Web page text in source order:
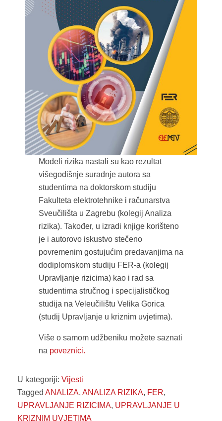
Modeli rizika nastali su kao rezultat
višegodišnje suradnje autora sa
studentima na doktorskom studiju
Fakulteta elektrotehnike i računarstva
Sveučilišta u Zagrebu (kolegij Analiza
rizika). Također, u izradi knjige korišteno
je i autorovo iskustvo stečeno
povremenim gostujućim predavanjima na
dodiplomskom studiju FER-a (kolegij
Upravljanje rizicima) kao i rad sa
studentima stručnog i specijalističkog
studija na Veleučilištu Velika Gorica
(studij Upravljanje u kriznim uvjetima).
Više o samom udžbeniku možete saznati
na poveznici.
U kategoriji: Vijesti
Tagged ANALIZA, ANALIZA RIZIKA, FER,
UPRAVLJANJE RIZICIMA, UPRAVLJANJE U
KRIZNIM UVJETIMA